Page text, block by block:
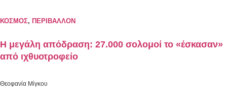
ΚΟΣΜΟΣ, ΠΕΡΙΒΑΛΛΟΝ
Η μεγάλη απόδραση: 27.000 σολομοί το «έσκασαν»
από ιχθυοτροφείο
Θεοφανία Μίγκου